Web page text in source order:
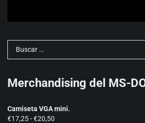
Buscar:
Merchandising del MS-
Camiseta VGA mini.
€17,25-€20,50